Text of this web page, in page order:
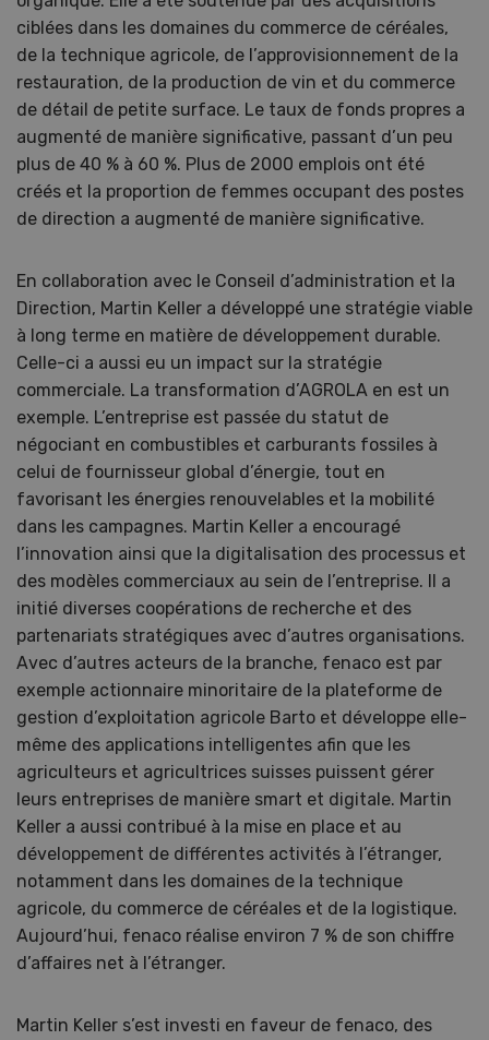
ciblées dans les domaines du commerce de céréales,
de la technique agricole, de l’approvisionnement de la
restauration, de la production de vin et du commerce
de détail de petite surface. Le taux de fonds propres a
augmenté de manière significative, passant d’un peu
plus de 40 % à 60 %. Plus de 2000 emplois ont été
créés et la proportion de femmes occupant des postes
de direction a augmenté de manière significative.
En collaboration avec le Conseil d’administration et la
Direction, Martin Keller a développé une stratégie viable
à long terme en matière de développement durable.
Celle-ci a aussi eu un impact sur la stratégie
commerciale. La transformation d’AGROLA en est un
exemple. L’entreprise est passée du statut de
négociant en combustibles et carburants fossiles à
celui de fournisseur global d’énergie, tout en
favorisant les énergies renouvelables et la mobilité
dans les campagnes. Martin Keller a encouragé
l’innovation ainsi que la digitalisation des processus et
des modèles commerciaux au sein de l’entreprise. Il a
initié diverses coopérations de recherche et des
partenariats stratégiques avec d’autres organisations.
Avec d’autres acteurs de la branche, fenaco est par
exemple actionnaire minoritaire de la plateforme de
gestion d’exploitation agricole Barto et développe elle-
même des applications intelligentes afin que les
agriculteurs et agricultrices suisses puissent gérer
leurs entreprises de manière smart et digitale. Martin
Keller a aussi contribué à la mise en place et au
développement de différentes activités à l’étranger,
notamment dans les domaines de la technique
agricole, du commerce de céréales et de la logistique.
Aujourd’hui, fenaco réalise environ 7 % de son chiffre
d’affaires net à l’étranger.
Martin Keller s’est investi en faveur de fenaco, des